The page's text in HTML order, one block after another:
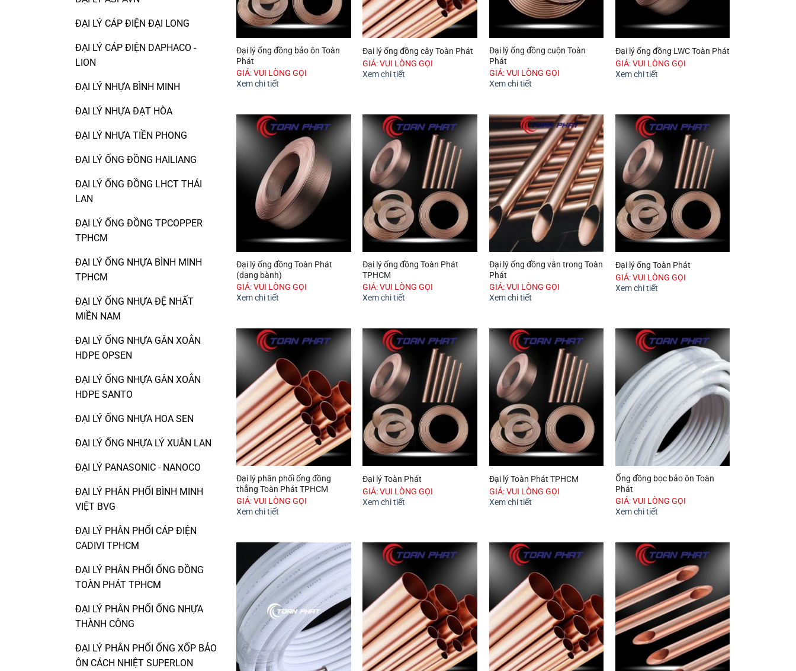
ĐẠI LÝ CÁP ĐIỆN ĐẠI LONG
ĐẠI LÝ CÁP ĐIỆN DAPHACO -
LION
ĐẠI LÝ NHỰA BÌNH MINH
ĐẠI LÝ NHỰA ĐẠT HÒA
ĐẠI LÝ NHỰA TIỀN PHONG
ĐẠI LÝ ỐNG ĐỒNG HAILIANG
ĐẠI LÝ ỐNG ĐỒNG LHCT THÁI
LAN
ĐẠI LÝ ỐNG ĐỒNG TPCOPPER
TPHCM
ĐẠI LÝ ỐNG NHỰA BÌNH MINH
TPHCM
ĐẠI LÝ ỐNG NHỰA ĐỆ NHẤT
MIỀN NAM
ĐẠI LÝ ỐNG NHỰA GÂN XOẮN
HDPE OPSEN
ĐẠI LÝ ỐNG NHỰA GÂN XOẮN
HDPE SANTO
ĐẠI LÝ ỐNG NHỰA HOA SEN
ĐẠI LÝ ỐNG NHỰA LÝ XUÂN LAN
ĐẠI LÝ PANASONIC - NANOCO
ĐẠI LÝ PHÂN PHỐI BÌNH MINH
VIỆT BVG
ĐẠI LÝ PHÂN PHỐI CÁP ĐIỆN
CADIVI TPHCM
ĐẠI LÝ PHÂN PHỐI ỐNG ĐỒNG
TOÀN PHÁT TPHCM
ĐẠI LÝ PHÂN PHỐI ỐNG NHỰA
THÀNH CÔNG
ĐẠI LÝ PHÂN PHỐI ỐNG XỐP BẢO
ÔN CÁCH NHIỆT SUPERLON
Đại lý ống đồng bảo ôn Toàn
Phát
GIÁ: VUI LÒNG GỌI
Xem chi tiết
Đại lý ống đồng cây Toàn Phát
GIÁ: VUI LÒNG GỌI
Xem chi tiết
Đại lý ống đồng cuộn Toàn
Phát
GIÁ: VUI LÒNG GỌI
Xem chi tiết
Đại lý ống đồng LWC Toàn Phát
GIÁ: VUI LÒNG GỌI
Xem chi tiết
Đại lý ống đồng Toàn Phát
(dạng bành)
GIÁ: VUI LÒNG GỌI
Xem chi tiết
Đại lý ống đồng Toàn Phát
TPHCM
GIÁ: VUI LÒNG GỌI
Xem chi tiết
Đại lý ống đồng vằn trong Toàn
Phát
GIÁ: VUI LÒNG GỌI
Xem chi tiết
Đại lý ống Toàn Phát
GIÁ: VUI LÒNG GỌI
Xem chi tiết
Đại lý phân phối ống đồng
thẳng Toàn Phát TPHCM
GIÁ: VUI LÒNG GỌI
Xem chi tiết
Đại lý Toàn Phát
GIÁ: VUI LÒNG GỌI
Xem chi tiết
Đại lý Toàn Phát TPHCM
GIÁ: VUI LÒNG GỌI
Xem chi tiết
Ống đồng bọc bảo ôn Toàn
Phát
GIÁ: VUI LÒNG GỌI
Xem chi tiết